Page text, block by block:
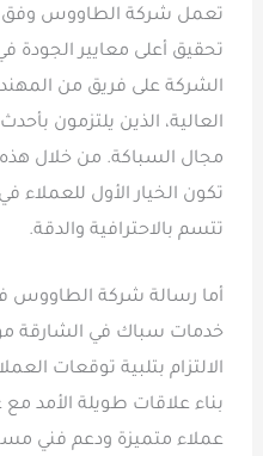
تعمل شركة الطاووس وفق
تحقيق أعلى معايير الجودة
الشركة على فريق من
العالية، الذين يلتزمون
مجال السباكة. من خلال هذه
تكون الخيار الأول للعملاء
تتسم بالاحترافية والدقة.
أما رسالة شركة الطاووس
خدمات سباك في الشارقة
الالتزام بتلبية توقعات
بناء علاقات طويلة الأمد
عملاء متميزة ودعم فني